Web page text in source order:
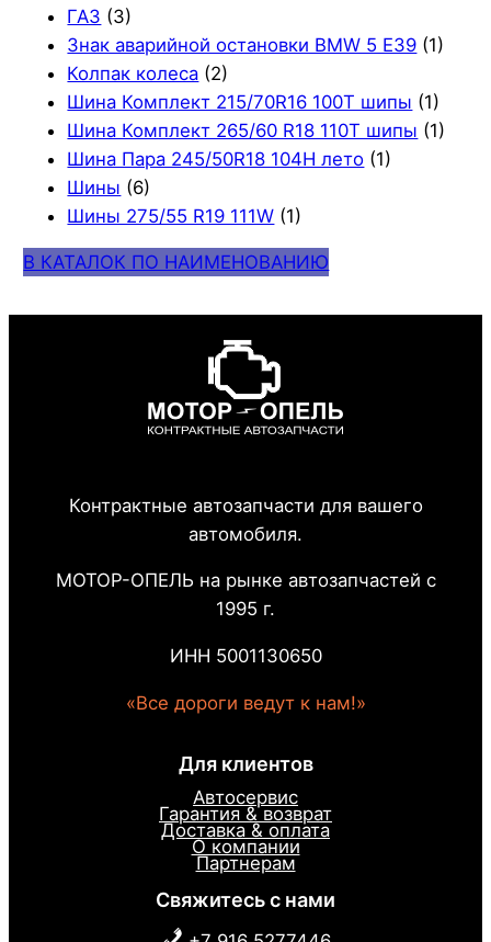
ГАЗ (3)
Знак аварийной остановки BMW 5 E39 (1)
Колпак колеса (2)
Шина Комплект 215/70R16 100T шипы (1)
Шина Комплект 265/60 R18 110T шипы (1)
Шина Пара 245/50R18 104H лето (1)
Шины (6)
Шины 275/55 R19 111W (1)
В КАТАЛОК ПО НАИМЕНОВАНИЮ
Контрактные автозапчасти для вашего
автомобиля.
МОТОР-ОПЕЛЬ на рынке автозапчастей с
1995 г.
ИНН 5001130650
«Все дороги ведут к нам!»
Для клиентов
Автосервис
Гарантия & возврат
Доставка & оплата
О компании
Партнерам
Свяжитесь с нами